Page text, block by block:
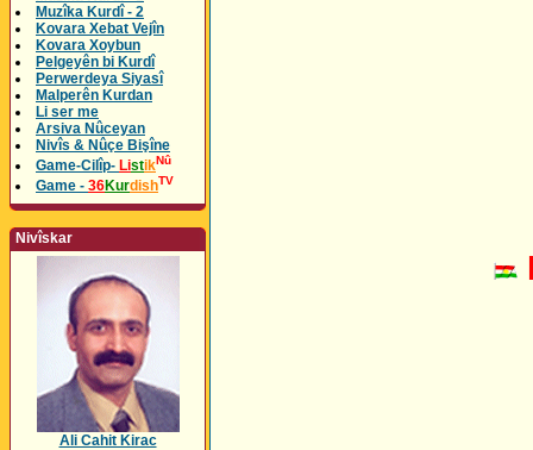
Muzîka Kurdî - 2
Kovara Xebat Vejîn
Kovara Xoybun
Pelgeyên bi Kurdî
Perwerdeya Siyasî
Malperên Kurdan
Li ser me
Arsiva Nûceyan
Nivîs & Nûçe Bişîne
Game-Cilîp- ListikNû
Game - 36KurdishTV
Nivîskar
Ali Cahit Kirac